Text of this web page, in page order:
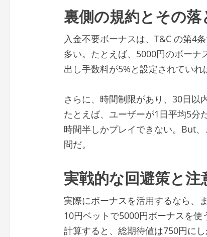
裏側の規約とその落
入金不要ボーナスは、T&C の第4
多い。たとえば、5000円のボーナ
出し手数料が5%と設定されていれ
さらに、時間制限があり、30日以
たとえば、ユーザーが1日平均5分
時間半しかプレイできない。But
問だ。
実戦的な回避策と注
実際にボーナスを活用するなら、
10円ベットで5000円ボーナスを
計算すると、総期待値は750円に